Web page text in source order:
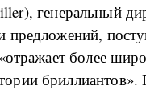
генеральный
предложений,
более
бриллиантов».